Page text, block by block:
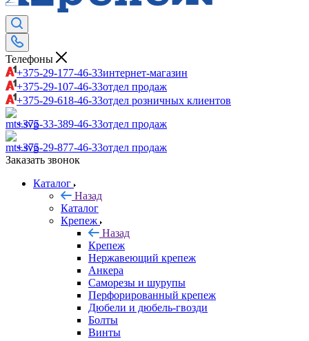
Телефоны
+375-29-177-46-33интернет-магазин
+375-29-107-46-33отдел продаж
+375-29-618-46-33отдел розничных клиентов
+375-33-389-46-33отдел продаж
+375-29-877-46-33отдел продаж
Заказать звонок
Каталог
Назад
Каталог
Крепеж
Назад
Крепеж
Нержавеющий крепеж
Анкера
Саморезы и шурупы
Перфорированный крепеж
Дюбели и дюбель-гвозди
Болты
Винты